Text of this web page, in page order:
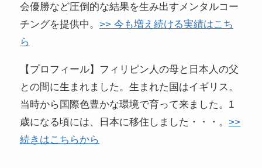
会優勝など圧倒的な結果を生み出すメンタルコー
チングを提供中。>> 今も増え続ける実績はこち
ら
【プロフィール】フィリピン人の母と日本人の父
との間に生まれました。生まれた国はイギリス。
当時から国際色豊かな環境で育って来ました。1
歳になる頃には、日本に移住しました・・・。>>
続きはこちらから